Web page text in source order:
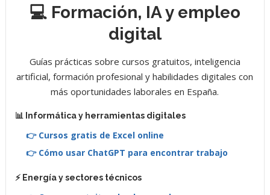
💻 Formación, IA y empleo
digital
Guías prácticas sobre cursos gratuitos, inteligencia
artificial, formación profesional y habilidades digitales con
más oportunidades laborales en España.
📊 Informática y herramientas digitales
👉 Cursos gratis de Excel online
👉 Cómo usar ChatGPT para encontrar trabajo
⚡ Energía y sectores técnicos